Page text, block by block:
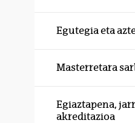
Egutegia eta
Masterretara
Egiaztapena,
akreditazioa